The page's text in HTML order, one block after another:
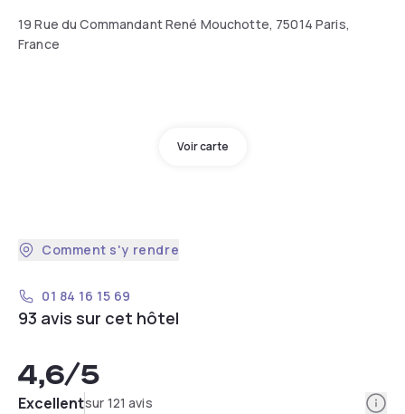
19 Rue du Commandant René Mouchotte, 75014 Paris,
France
Voir carte
Comment s'y rendre
01 84 16 15 69
93 avis sur cet hôtel
4,6/5
Excellentsur 121 avis